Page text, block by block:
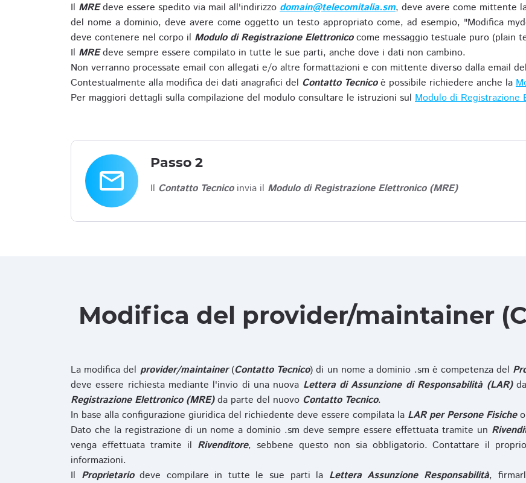
Il MREdeve essere spedito via mail all'indirizzo domain@telecomitalia.sm, deve avere come mittente
del nome a dominio, deve avere come oggetto un testo appropriato come, ad esempio, "Modifica
deve contenere nel corpo il Modulo di Registrazione Elettronicocome messaggio testuale puro (plain
Il MREdeve sempre essere compilato in tutte le sue parti, anche dove i dati non cambino.
Non verranno processate email con allegati e/o altre formattazioni e con mittente diverso dalla email del
Contestualmente alla modifica dei dati anagrafici del Contatto Tecnicoè possibile richiedere anche la
Per maggiori dettagli sulla compilazione del modulo consultare le istruzioni sul Modulo di Registrazione
email
Passo 2
Il Contatto Tecnicoinvia il Modulo di Registrazione Elettronico (MRE)
Modifica del provider/maintainer
La modifica del provider/maintainer(Contatto Tecnico) di un nome a dominio .sm è competenza del
deve essere richiesta mediante l'invio di una nuova Lettera di Assunzione di Responsabilità (LAR)
Registrazione Elettronico (MRE)da parte del nuovo Contatto Tecnico.
In base alla configurazione giuridica del richiedente deve essere compilata la LAR per Persone Fisiche
Dato che la registrazione di un nome a dominio .sm deve sempre essere effettuata tramite un
venga effettuata tramite il Rivenditore, sebbene questo non sia obbligatorio. Contattare il proprio
informazioni.
Il Proprietariodeve compilare in tutte le sue parti la Lettera Assunzione Responsabilità,